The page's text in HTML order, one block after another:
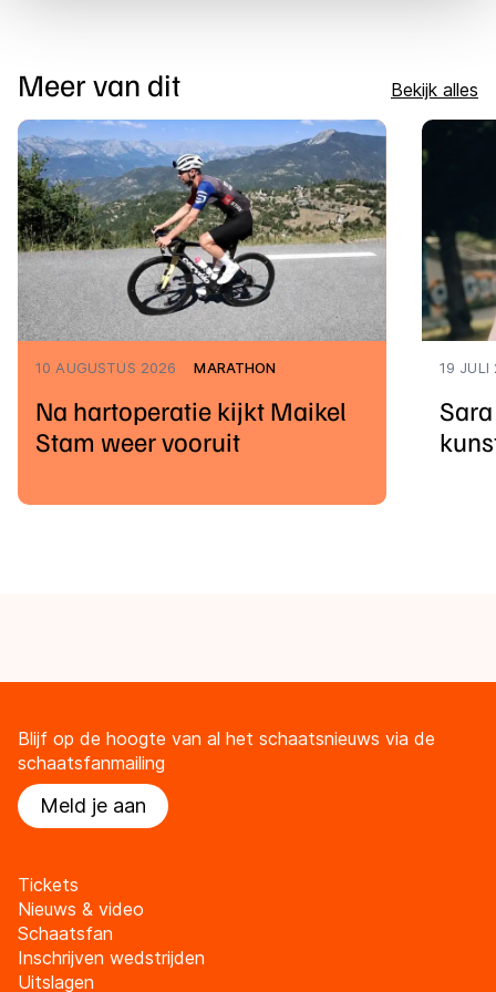
Meer van dit Bekijk alles
10 AUGUSTUS 2026 MARATHON
Na hartoperatie kijkt Maikel
Stam weer vooruit
19 JULI
Blijf op de hoogte van al het schaatsnieuws via de
schaatsfanmailing
Meld je aan
Tickets
Nieuws & video
Schaatsfan
Inschrijven wedstrijden
Uitslagen